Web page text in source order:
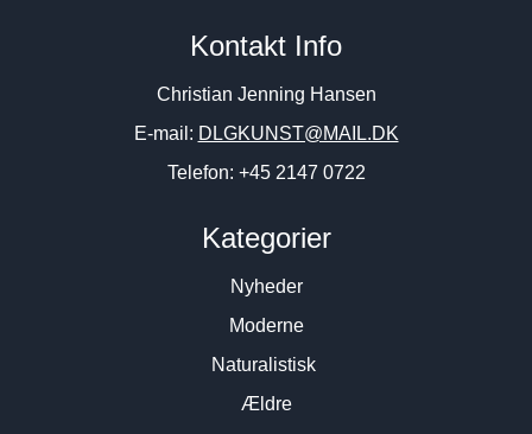
Kontakt Info
Christian Jenning Hansen
E-mail: DLGKUNST@MAIL.DK
Telefon: +45 2147 0722
Kategorier
Nyheder
Moderne
Naturalistisk
Ældre